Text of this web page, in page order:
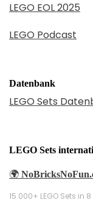
LEGO EOL 2025
LEGO Podcast
Datenbank
LEGO Sets
LEGO Sets
🌍
15.000+ LEGO Sets in